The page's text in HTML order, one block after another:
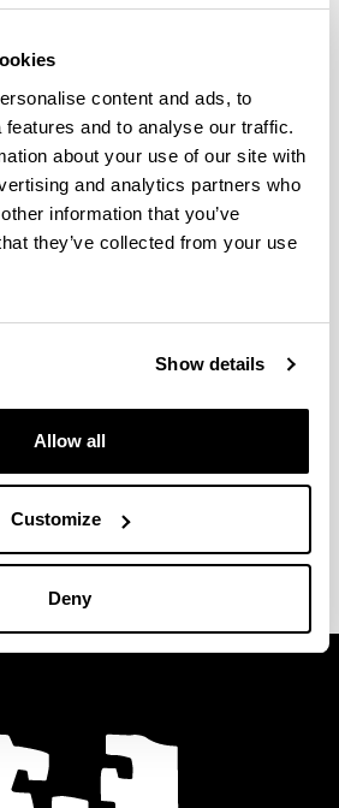
content and ads, to
and to analyse our traffic.
about your use of our site with
and analytics partners who
information that you’ve
they’ve collected from your use
Show details
Allow all
Customize
Deny
europeas.
de movilidad con
y
convenios con facultades de
español.
ofertan un programa
a los estudiantes de intercambio,
el alumnado en movilidad debe
en Ingeniería Informática ha
curso.Para más información